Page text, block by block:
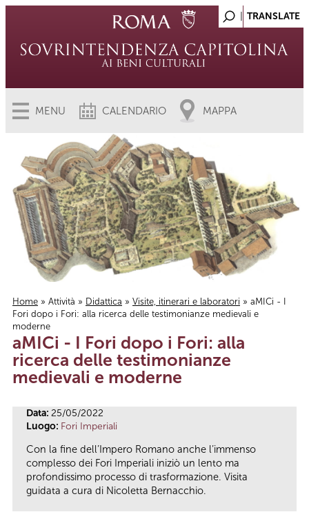
MENU CALENDARIO MAPPA
Tu sei qui
Home » Attività » Didattica » Visite, itinerari e laboratori » aMICi - I
Fori dopo i Fori: alla ricerca delle testimonianze medievali e
moderne
aMICi - I Fori dopo i Fori: alla
ricerca delle testimonianze
medievali e moderne
Data: 25/05/2022
Luogo: Fori Imperiali
Con la fine dell’Impero Romano anche l’immenso
complesso dei Fori Imperiali iniziò un lento ma
profondissimo processo di trasformazione. Visita
guidata a cura di Nicoletta Bernacchio.